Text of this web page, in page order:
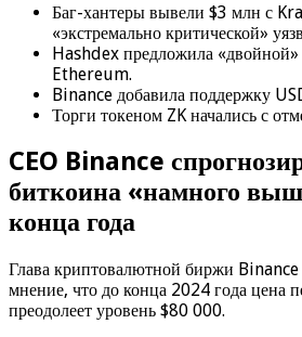
Баг-хантеры вывели $3 млн с
«экстремально критической»
Hashdex предложила «двойной»
Ethereum.
Binance добавила поддержку
Торги токеном ZK начались с
CEO Binance
биткоина «намного
конца года
Глава криптовалютной биржи
мнение, что до конца 2024 года цена
преодолеет уровень $80 000.